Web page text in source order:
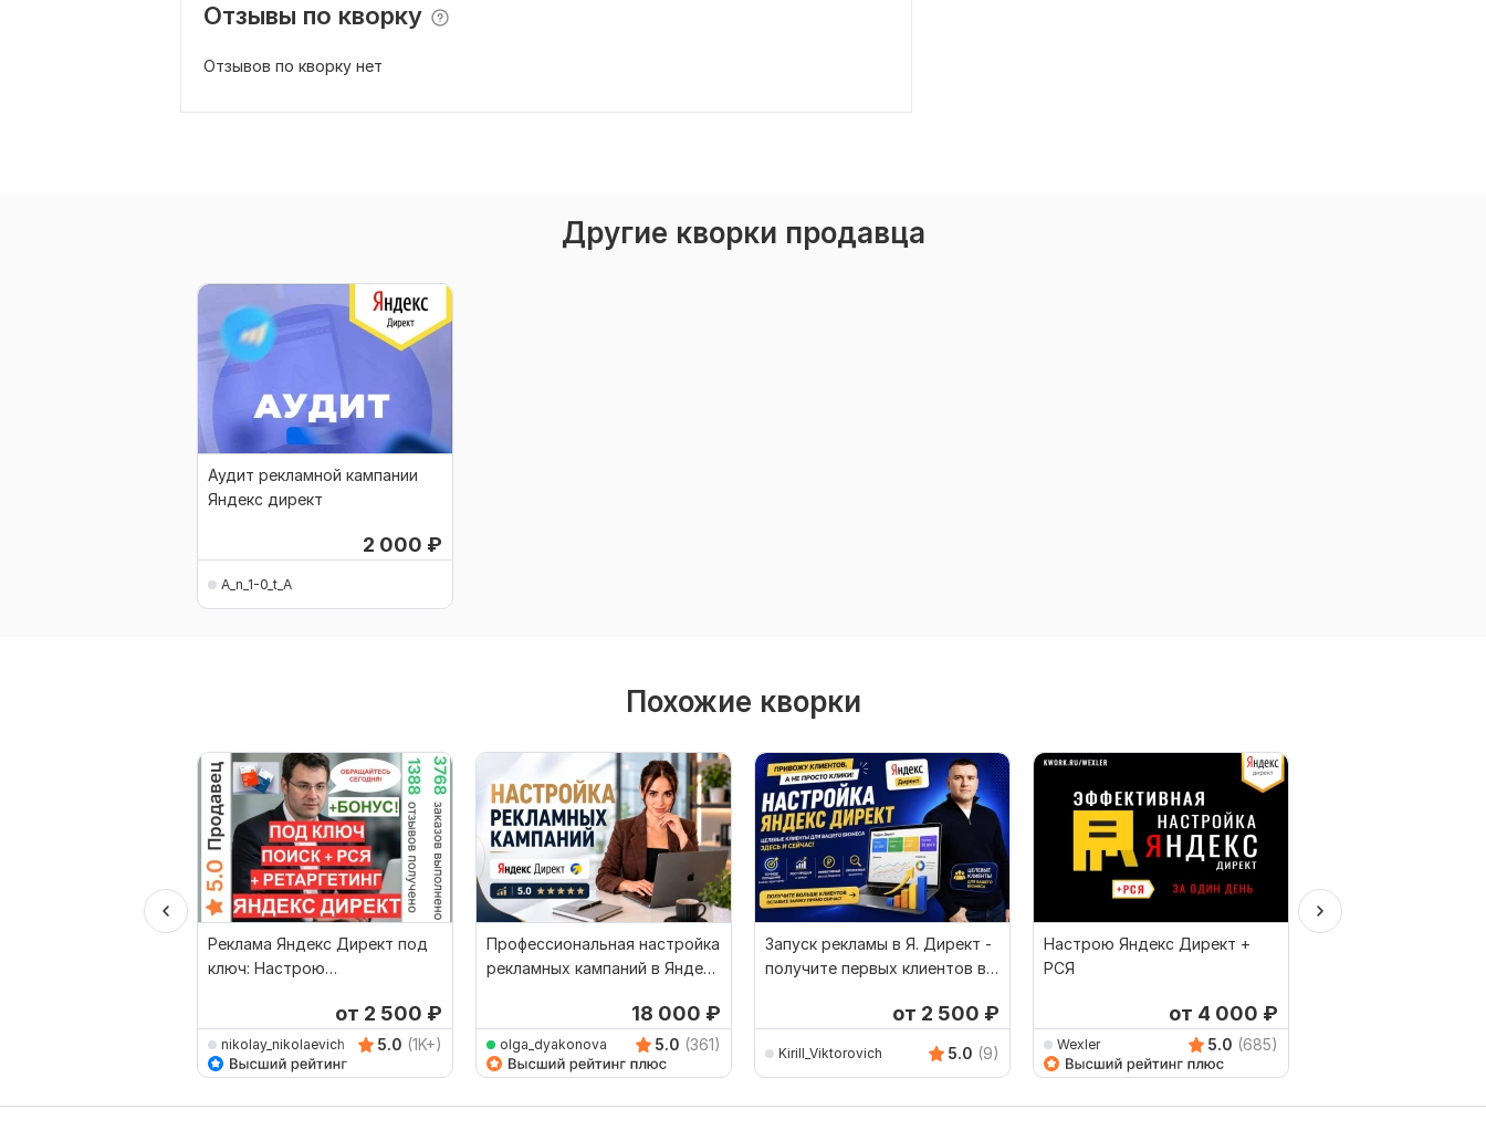
Отзывы по кворку
Отзывов по кворку нет
Другие кворки продавца
Аудит рекламной кампании
Яндекс директ
2 000 ₽
A_n_1-0_t_A
Похожие кворки
Реклама Яндекс Директ под
ключ: Настрою
от 2 500 ₽
nikolay_nikolaevich 5.0 (1K+)
Профессиональная настройка
рекламных кампаний в Яндекс
18 000 ₽
olga_dyakonova 5.0 (361)
Запуск рекламы в Я. Директ -
получите первых клиентов в
от 2 500 ₽
Kirill_Viktorovich 5.0 (9)
Настрою Яндекс Директ +
РСЯ
от 4 000 ₽
Wexler 5.0 (685)